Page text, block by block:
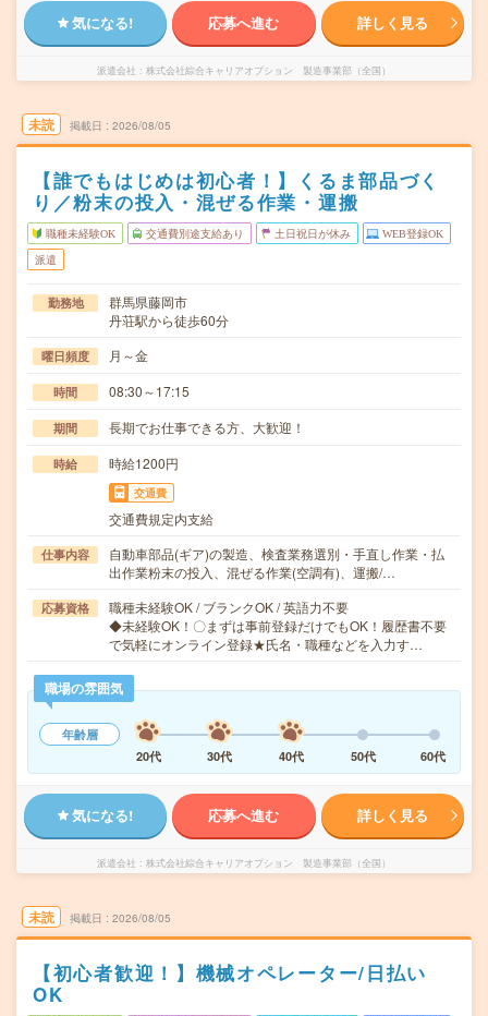
気になる! 応募へ進む 詳しく見る
派遣会社 株式会社綜合キャリアオプション 製造事業部（全国）
未読 掲載日 2026/08/05
【誰でもはじめは初心者！】くるま部品づく
り／粉末の投入・混ぜる作業・運搬
職種未経験OK 交通費別途支給あり 土日祝日が休み WEB登録OK
派遣
勤務地
群馬県藤岡市
丹荘駅から徒歩60分
曜日頻度 月～金
時間 08:30～17:15
期間 長期でお仕事できる方、大歓迎！
時給 時給1200円
交通費
交通費規定内支給
仕事内容
自動車部品(ギア)の製造、検査業務選別・手直し作業・払
出作業粉末の投入、混ぜる作業(空調有)、運搬/…
応募資格
職種未経験OK / ブランクOK / 英語力不要
◆未経験OK！〇まずは事前登録だけでもOK！履歴書不要
で気軽にオンライン登録★氏名・職種などを入力す…
職場の雰囲気
年齢層
20代
30代 40代 50代 60代
気になる! 応募へ進む 詳しく見る
派遣会社 株式会社綜合キャリアオプション 製造事業部（全国）
未読 掲載日 2026/08/05
【初心者歓迎！】機械オペレーター/日払い
OK